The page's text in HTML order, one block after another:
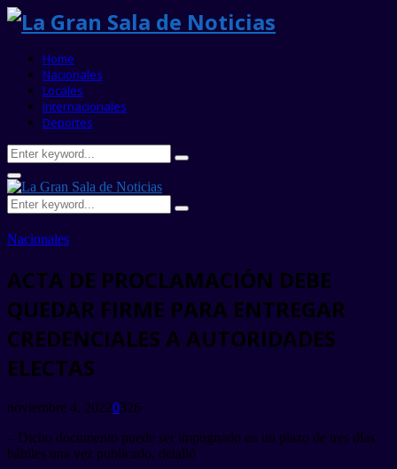
Home
Nacionales
Locales
Internacionales
Deportes
Search
for:
Search
Primary
Menu
Search
for:
Search
Nacionales
ACTA DE PROCLAMACIÓN DEBE
QUEDAR FIRME PARA ENTREGAR
CREDENCIALES A AUTORIDADES
ELECTAS
noviembre 4, 20220326
– Dicho documento puede ser impugnado en un plazo de tres días
hábiles una vez publicado, detalló